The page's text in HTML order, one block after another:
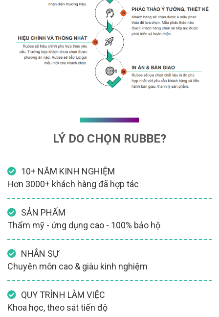
LÝ DO CHỌN RUBBE?
10+ NĂM KINH NGHIỆM
Hơn 3000+ khách hàng đã hợp tác
SẢN PHẨM
Thẩm mỹ - ứng dụng cao - 100% bảo hộ
NHÂN SỰ
Chuyên môn cao & giàu kinh nghiệm
QUY TRÌNH LÀM VIỆC
Khoa học, theo sát tiến độ